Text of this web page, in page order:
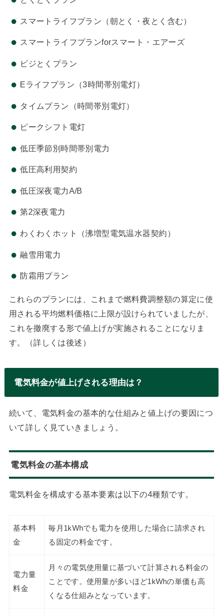
スマートライフプラン（朝とく・夜とく含む）
スマートライフプランforスマート・エアーズ
ビジとくプラン
Eライフプラン（3時間帯別電灯）
タイムプラン（時間帯別電灯）
ピークシフト電灯
低圧季節別時間帯別電力
低圧高利用契約
低圧深夜電力A/B
第2深夜電力
わくわくホット（沸増型電気温水器契約）
融雪用電力
防霜用プラン
これらのプランには、これまで燃料費調整額の算定に使
用される平均燃料価格に上限が設けられていましたが、
これを撤廃する形で値上げが実施されることになりま
す。（詳しくは後述）
電気料金が値上げされる理由は？
続いて、電気料金の基本的な仕組みと値上げの要因につ
いて詳しく見ていきましょう。
電気料金の基本構成
電気料金を構成する基本要素は以下の4種類です。
基本料
金
毎月1kWhでも電力を使用した場合に請求され
る固定の料金です。
電力量
料金
月々の電気使用量に基づいて計算される料金の
ことです。使用量が多いほど1kWhの単価も高
くなる仕組みとなっています。